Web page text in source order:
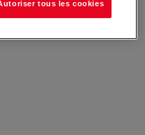
tous les cookies